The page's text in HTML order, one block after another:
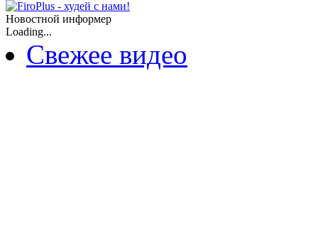
Новостной информер
Loading...
Свежее видео